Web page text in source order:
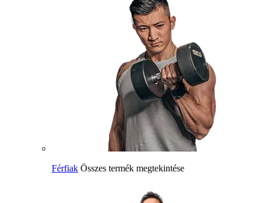
Férfiak Összes termék megtekintése